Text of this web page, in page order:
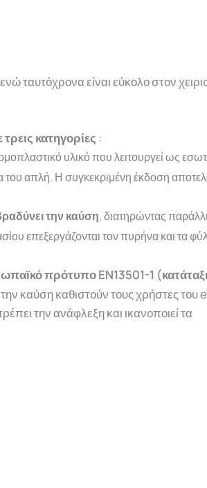
ταυτόχρονα είναι εύκολο στον
κατηγορίες :
υλικό που λειτουργεί ως
απλή. Η συγκεκριμένη έκδοση
την καύση, διατηρώντας
επεξεργάζονταιτονπυρήνακαιτα
πρότυπο EN13501-1
καύση καθιστούν τους χρήστες
την ανάφλεξη και ικανοποιεί τα